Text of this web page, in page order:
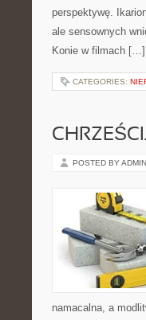
perspektywę.
ale sensownych
Konie w filmach […]
CATEGORIES:
POSTED BY ADMIN
namacalna, a